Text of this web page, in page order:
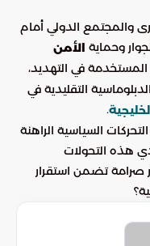
والمجتمع الدولي أمام
وحماية الأمن
في التهديد،
التقليدية في
.
السياسية الراهنة
هذه التحولات
صرامة تضمن استقرار